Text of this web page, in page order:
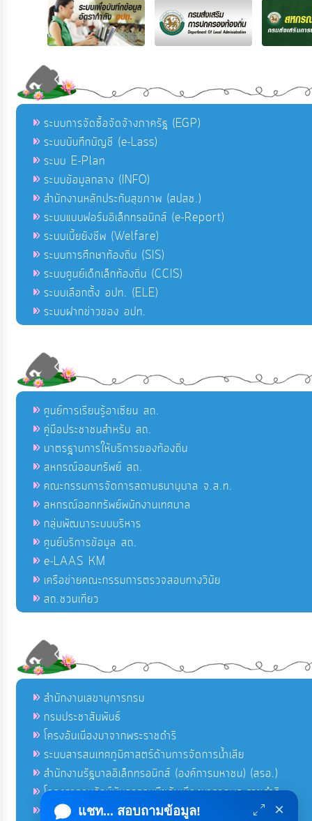
ระบบการจัดซื้อจัดจ้างภาครัฐ (EGP)
ระบบบันทึกบัญชี (e-Lass)
ระบบ E-Plan
ระบบข้อมูลกลาง (INFO)
สำนักงานหลักประกันสุขภาพ (สปสช.)
ระบบแบบฟอร์มอิเล็กทรอนิกส์ (e-Report)
ระบบเบี้ยยังชีพ (Welfare)
ระบบการศึกษาท้องถิ่น (SIS)
ระบบศูนย์เด็กเล็กท้องถิ่น (CCIS)
ระบบเลือกตั้ง อปท. (ELE)
ระบบฝากข่าวของ อปท.
ศูนย์การเรียนรู้อาเซียน สถ.
คู่มือประชาชนสำหรับ สถ.
มาตรฐานการให้บริการของท้องถิ่น
สหกรณ์ออมทรัพย์ สถ.
คณะกรรมการจัดการสถานธนานุบาล จ.ส.ท.
สหกรณ์ออกทรัพย์พนักงานเทศบาล
กลุ่มพัฒนาระบบบริหาร
ศูนย์บริการข้อมูล สถ.
e-LAAS KM
เครือข่ายคณะกรรมการตรวจสอบทางวินัย
สถ.ชวนเที่ยว
สำนักงานเลขานุการกรม
กรมประชาสัมพันธ์
โครงอันเนื่องมาจากพระราชดำริ
ระบบสารสนเทศภูมิศาสตร์ด้านการจัดการน้ำเสีย
สำนักงานรัฐบาลอิเล็กทรอนิกส์ (องค์การมหาชน) (สรอ.)
โครงการอนุรักษ์พันธุกรรมพืชอันเนื่องมาจากพระราชดำริ
คลังข่าวมหาไทย
แชท... สอบถามข้อมูล! ×